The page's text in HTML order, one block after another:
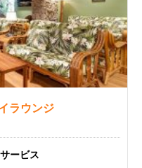
ラウンジ
サービス